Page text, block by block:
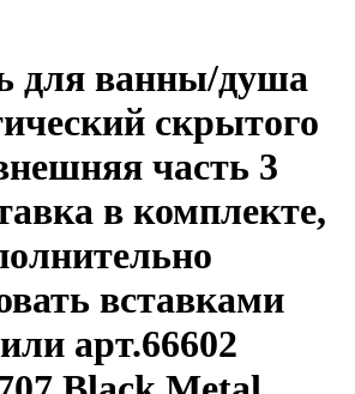
для ванны/душа
скрытого
часть 3
в комплекте,
вставками
арт.66602